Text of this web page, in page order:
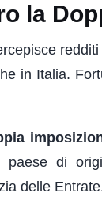
la
in Italia.
di
delle